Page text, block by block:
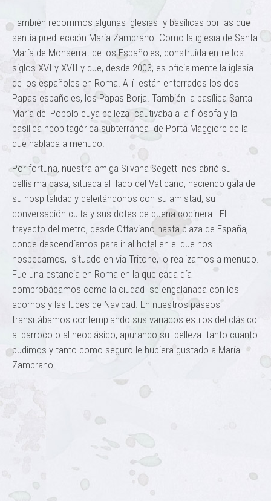
También recorrimos algunas iglesias y basílicas por las que
sentía predilección María Zambrano. Como la iglesia de Santa
María de Monserrat de los Españoles, construida entre los
siglos XVI y XVII y que, desde 2003,.es oficialmente la iglesia
de los españoles en Roma. Allí están enterrados los dos
Papas españoles, los Papas Borja. También la basílica Santa
María del Popolo cuya belleza cautivaba a la filósofa y la
basílica neopitagórica subterránea de Porta Maggiore de la
que hablaba a menudo.
Por fortuna, nuestra amiga Silvana Segetti nos abrió su
bellísima casa, situada al lado del Vaticano, haciendo gala de
su hospitalidad y deleitándonos con su amistad, su
conversación culta y sus dotes de buena cocinera. El
trayecto del metro, desde Ottaviano hasta plaza de España,
donde descendíamos para ir al hotel en el que nos
hospedamos, situado en via Tritone, lo realizamos a menudo.
Fue una estancia en Roma en la que cada día
comprobábamos como la ciudad se engalanaba con los
adornos y las luces de Navidad. En nuestros paseos
transitábamos contemplando sus variados estilos del clásico
al barroco o al neoclásico, apurando su belleza tanto cuanto
pudimos y tanto como seguro le hubiera gustado a María
Zambrano.